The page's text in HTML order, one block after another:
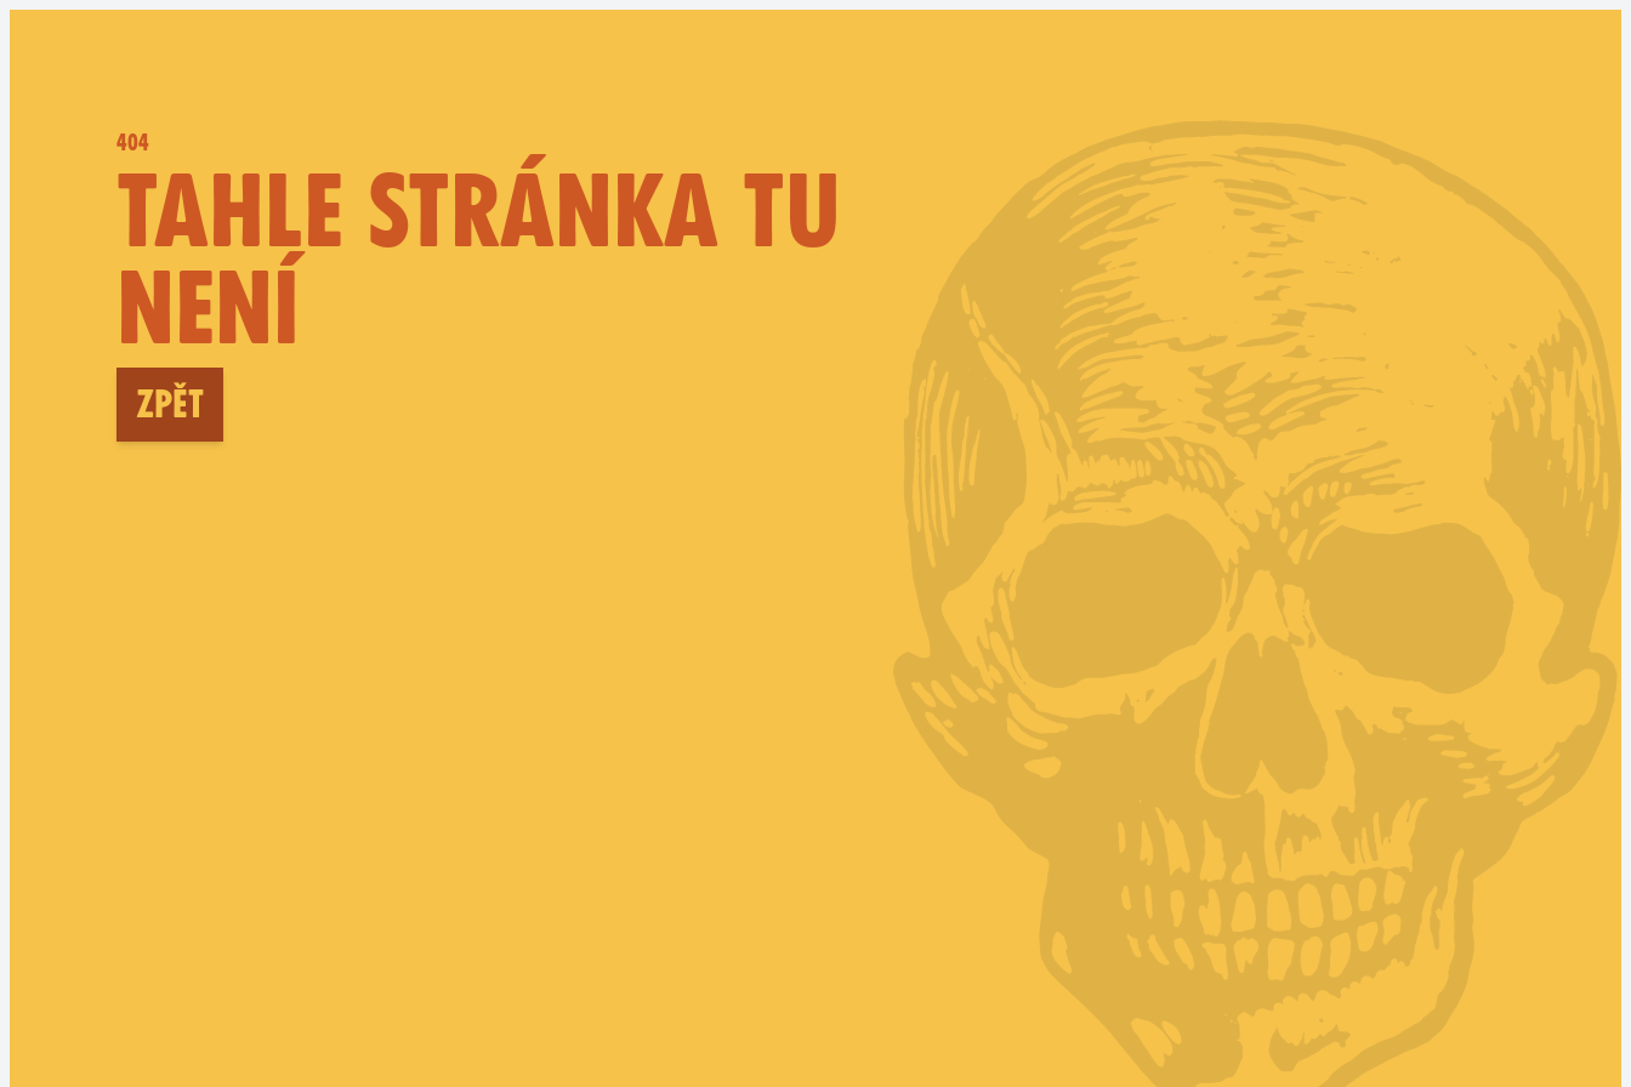
404
TAHLE STRÁNKA TU
NENÍ
Zpět